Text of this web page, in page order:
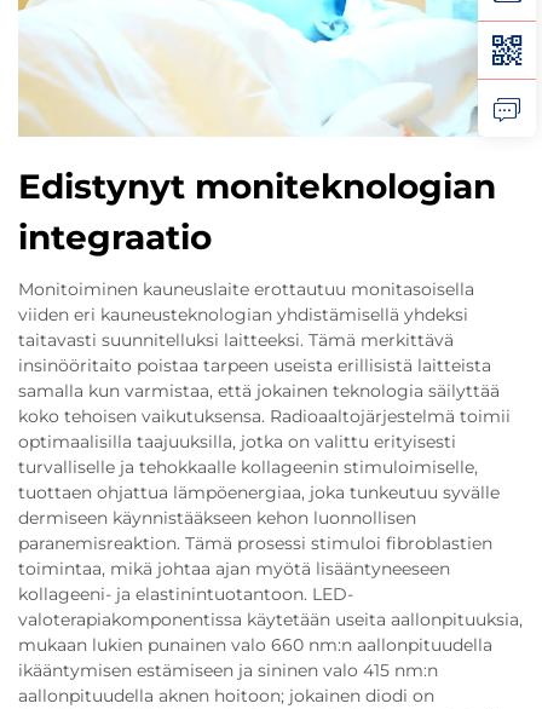
Edistynyt moniteknologian
integraatio
Monitoiminen kauneuslaite erottautuu monitasoisella
viiden eri kauneusteknologian yhdistämisellä yhdeksi
taitavasti suunnitelluksi laitteeksi. Tämä merkittävä
insinööritaito poistaa tarpeen useista erillisistä laitteista
samalla kun varmistaa, että jokainen teknologia säilyttää
koko tehoisen vaikutuksensa. Radioaaltojärjestelmä toimii
optimaalisilla taajuuksilla, jotka on valittu erityisesti
turvalliselle ja tehokkaalle kollageenin stimuloimiselle,
tuottaen ohjattua lämpöenergiaa, joka tunkeutuu syvälle
dermiseen käynnistääkseen kehon luonnollisen
paranemisreaktion. Tämä prosessi stimuloi fibroblastien
toimintaa, mikä johtaa ajan myötä lisääntyneeseen
kollageeni- ja elastinintuotantoon. LED-
valoterapiakomponentissa käytetään useita aallonpituuksia,
mukaan lukien punainen valo 660 nm:n aallonpituudella
ikääntymisen estämiseen ja sininen valo 415 nm:n
aallonpituudella aknen hoitoon; jokainen diodi on